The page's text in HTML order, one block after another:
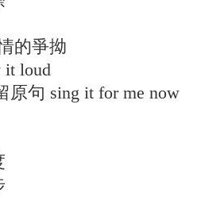
的爭拗
it loud
原句 sing it for me now